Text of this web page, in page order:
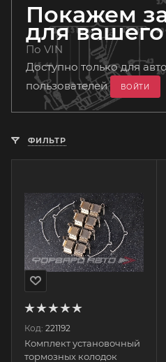
Покажем
для вашего
По VIN
Доступно только для
пользователей
ВОЙТИ
ФИЛЬТР
Код: 221192
Комплект установочный
тормозных колодок